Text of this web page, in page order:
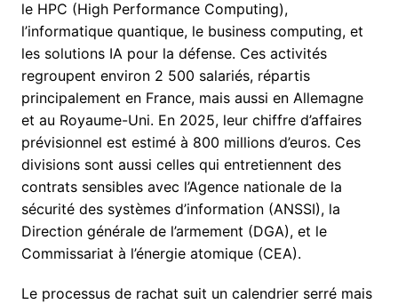
le HPC (High Performance Computing),
l’informatique quantique, le business computing, et
les solutions IA pour la défense. Ces activités
regroupent environ 2 500 salariés, répartis
principalement en France, mais aussi en Allemagne
et au Royaume-Uni. En 2025, leur chiffre d’affaires
prévisionnel est estimé à 800 millions d’euros. Ces
divisions sont aussi celles qui entretiennent des
contrats sensibles avec l’Agence nationale de la
sécurité des systèmes d’information (ANSSI), la
Direction générale de l’armement (DGA), et le
Commissariat à l’énergie atomique (CEA).
Le processus de rachat suit un calendrier serré mais